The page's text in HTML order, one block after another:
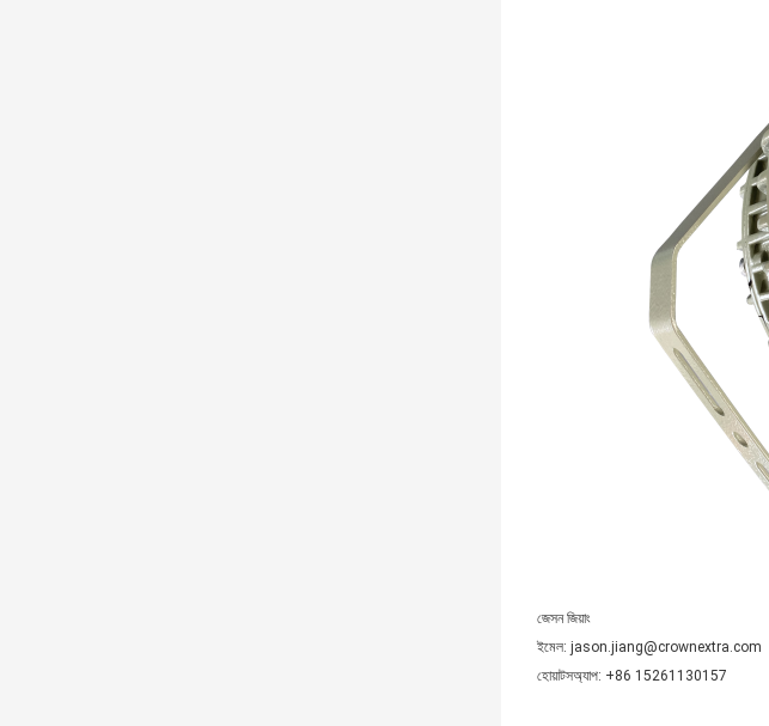
জেসন জিয়াং
ইমেল: jason.jiang@crownextra.com
হোয়াটসঅ্যাপ: +86 15261130157